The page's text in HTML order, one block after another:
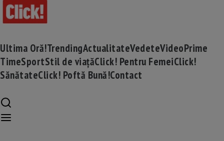
Ultima Oră!TrendingActualitateVedeteVideoPrime
TimeSportStil de viațăClick! Pentru FemeiClick!
SănătateClick! Poftă Bună!Contact